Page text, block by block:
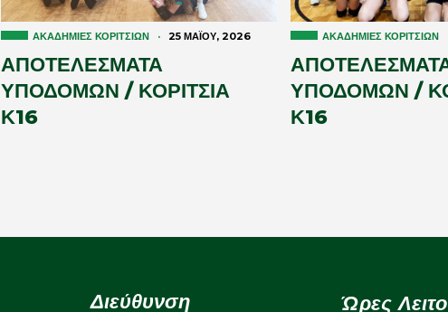
ΑΚΑΔΗΜΊΕΣ ΚΟΡΙΤΣΙΏΝ · 25 ΜΑΪ́ΟΥ, 2026
ΑΠΟΤΕΛΕΣΜΑΤΑ
ΥΠΟΔΟΜΩΝ / ΚΟΡΙΤΣΙΑ
Κ16
ΑΚΑΔΗΜΊΕΣ ΚΟΡΙΤΣΙΏΝ
ΥΠΟΔΟΜΩΝ /
Κ16
Διεύθυνση Ώρες